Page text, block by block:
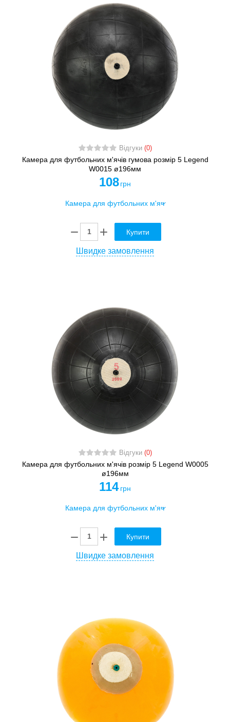
Відгуки (0)
Камера для футбольних м'ячів гумова розмір 5 Legend
W0015 ø196мм
108 грн
Купити
Швидке замовлення
Відгуки (0)
Камера для футбольних м'ячів розмір 5 Legend W0005
ø196мм
114 грн
Купити
Швидке замовлення